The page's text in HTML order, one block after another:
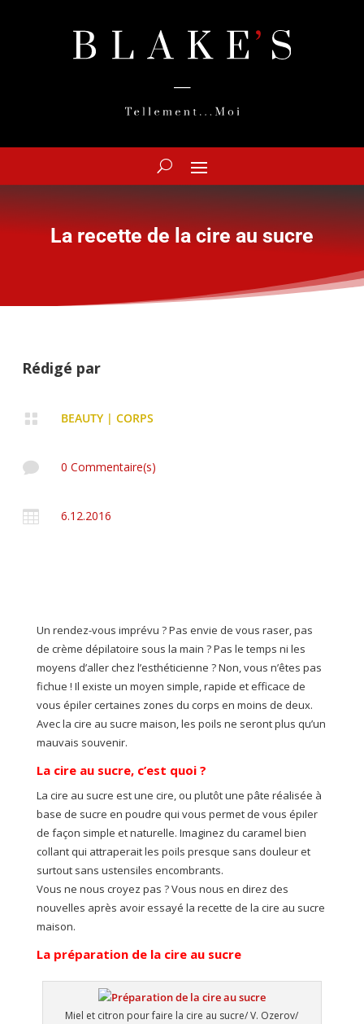
La recette de la cire au sucre
Rédigé par
 BEAUTY| CORPS
 0 Commentaire(s)
 6.12.2016
Un rendez-vous imprévu ? Pas envie de vous raser, pas
de crème dépilatoire sous la main ? Pas le temps ni les
moyens d’aller chez l’esthéticienne ? Non, vous n’êtes pas
fichue ! Il existe un moyen simple, rapide et efficace de
vous épiler certaines zones du corps en moins de deux.
Avec la cire au sucre maison, les poils ne seront plus qu’un
mauvais souvenir.
La cire au sucre, c’est quoi ?
La cire au sucre est une cire, ou plutôt une pâte réalisée à
base de sucre en poudre qui vous permet de vous épiler
de façon simple et naturelle. Imaginez du caramel bien
collant qui attraperait les poils presque sans douleur et
surtout sans ustensiles encombrants.
Vous ne nous croyez pas ? Vous nous en direz des
nouvelles après avoir essayé la recette de la cire au sucre
maison.
La préparation de la cire au sucre
Miel et citron pour faire la cire au sucre/ V. Ozerov/